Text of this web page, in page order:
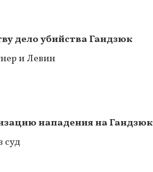
дело убийства Гандзюк
и Левин
нападения на Гандзюк
суд